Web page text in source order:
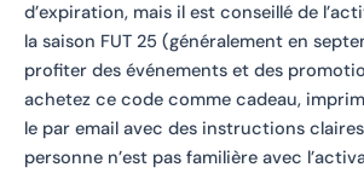
d’expiration, mais il est conseillé de
la saison FUT 25 (généralement en
profiter des événements et des
achetez ce code comme cadeau,
le par email avec des instructions
personne n’est pas familière avec